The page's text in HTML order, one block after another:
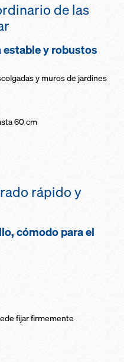
de las
estable y robustos
y muros de jardines
60 cm
rápido y
cómodo para el
fijar firmemente